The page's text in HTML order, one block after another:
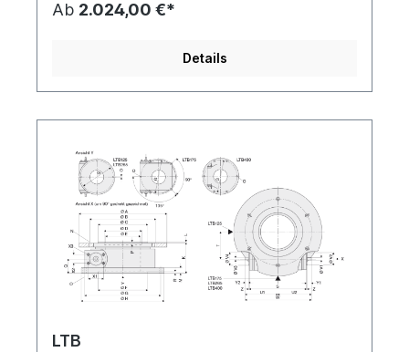
Ab 2.024,00 €*
Details
LTB